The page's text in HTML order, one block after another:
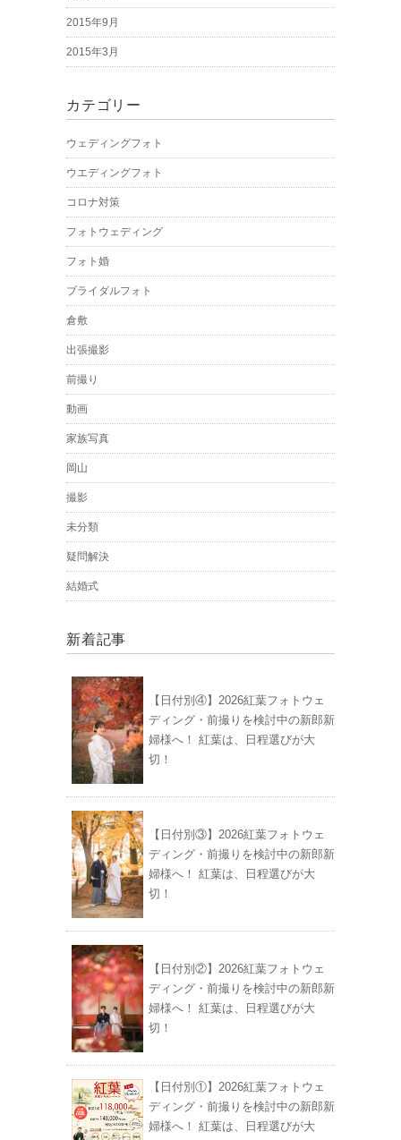
2015年9月
2015年3月
カテゴリー
ウェディングフォト
ウエディングフォト
コロナ対策
フォトウェディング
フォト婚
ブライダルフォト
倉敷
出張撮影
前撮り
動画
家族写真
岡山
撮影
未分類
疑問解決
結婚式
新着記事
【日付別④】2026紅葉フォトウェ
ディング・前撮りを検討中の新郎新
婦様へ！ 紅葉は、日程選びが大
切！
【日付別③】2026紅葉フォトウェ
ディング・前撮りを検討中の新郎新
婦様へ！ 紅葉は、日程選びが大
切！
【日付別②】2026紅葉フォトウェ
ディング・前撮りを検討中の新郎新
婦様へ！ 紅葉は、日程選びが大
切！
【日付別①】2026紅葉フォトウェ
ディング・前撮りを検討中の新郎新
婦様へ！ 紅葉は、日程選びが大